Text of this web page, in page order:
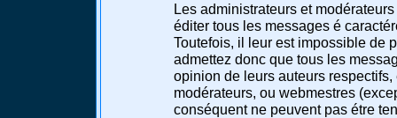
Les administrateurs et
éditer tous les messages é
Toutefois, il leur est impossible de
admettez donc que tous les
opinion de leurs auteurs
modérateurs, ou webmestres
conséquent ne peuvent pas étre